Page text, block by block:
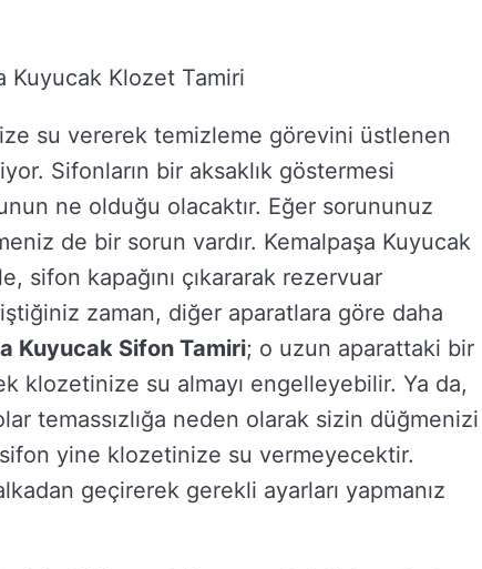
Kuyucak Klozet Tamiri
su vererek temizleme görevini üstlenen
Sifonların bir aksaklık göstermesi
ne olduğu olacaktır. Eğer sorununuz
de bir sorun vardır. Kemalpaşa Kuyucak
sifon kapağını çıkararak rezervuar
zaman, diğer aparatlara göre daha
Kuyucak Sifon Tamiri; o uzun aparattaki bir
klozetinize su almayı engelleyebilir. Ya da,
temassızlığa neden olarak sizin düğmenizi
sifon yine klozetinize su vermeyecektir.
geçirerek gerekli ayarları yapmanız